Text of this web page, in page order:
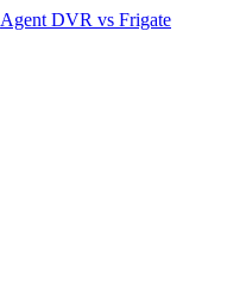
Agent DVR vs Frigate